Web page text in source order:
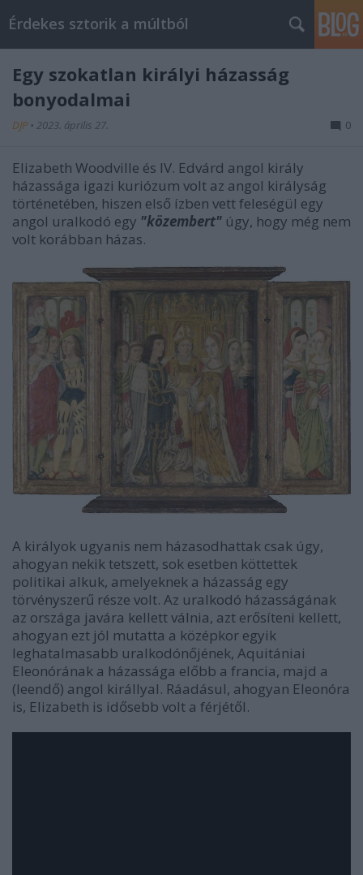
Érdekes sztorik a múltból
Egy szokatlan királyi házasság
bonyodalmai
DJP • 2023. április 27. 0
Elizabeth Woodville és IV. Edvárd angol király
házassága igazi kuriózum volt az angol királyság
történetében, hiszen első ízben vett feleségül egy
angol uralkodó egy "közembert" úgy, hogy még nem
volt korábban házas.
A királyok ugyanis nem házasodhattak csak úgy,
ahogyan nekik tetszett, sok esetben köttettek
politikai alkuk, amelyeknek a házasság egy
törvényszerű része volt. Az uralkodó házasságának
az országa javára kellett válnia, azt erősíteni kellett,
ahogyan ezt jól mutatta a középkor egyik
leghatalmasabb uralkodónőjének, Aquitániai
Eleonórának a házassága előbb a francia, majd a
(leendő) angol királlyal. Ráadásul, ahogyan Eleonóra
is, Elizabeth is idősebb volt a férjétől.